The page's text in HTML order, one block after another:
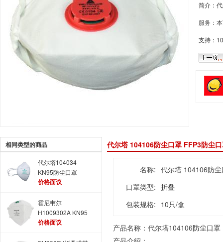
简介：
服务：
支持：
相同类型的商品
代尔塔104034
KN95防尘口罩
WM1195BH 耳带式
价格面议
霍尼韦尔
H1009302A KN95
防尘口罩 折叠头带
价格面议
代尔塔 104106防尘口罩 FFP3防尘
名称: 代尔塔 104106防
口罩类型: 折叠
包装规格: 10只/盒
产品名称：代尔塔104106防尘口罩